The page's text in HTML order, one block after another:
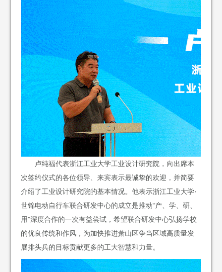
卢纯福代表浙江工业大学工业设计研究院，向出席本
次签约仪式的各位领导、来宾表示最诚挚的欢迎，并简要
介绍了工业设计研究院的基本情况。他表示浙江工业大学·
世锦电动自行车联合研发中心的成立是推动“产、学、研、
用”深度合作的一次有益尝试，希望联合研发中心弘扬学校
的优良传统和作风，为加快推进萧山区争当区域高质量发
展排头兵的目标贡献更多的工大智慧和力量。